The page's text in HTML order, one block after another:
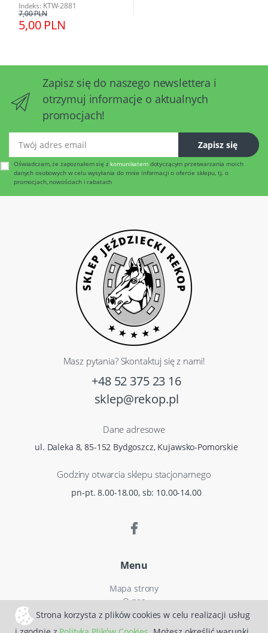
Strona korzysta z plików cookies w celu realizacji usług
Indeks: KTW-2881
5,00 PLN
7,00 PLN
Zapisz się do naszego newslettera i
otrzymuj informacje o aktualnych
promocjach!
Zapisz się
Oświadczam, że zapoznałem się z komunikatemdotyczącym przetwarzania moich
danych osobowych w celu wysyłania do mnie informacji o ofercie sklepu, tj. o
promocjach, nowościach i rabatach
Masz pytania? Skontaktuj się z nami!
+48 52 375 23 16
sklep@rekop.pl
Dane adresowe
ul. Daleka 8, 85-152 Bydgoszcz, Kujawsko-Pomorskie
Godziny otwarcia sklepu stacjonarnego
pn-pt. 8.00-18.00, sb: 10.00-14.00
Menu
Mapa strony
O nas
Czas i koszty dostawy
Reklamacje